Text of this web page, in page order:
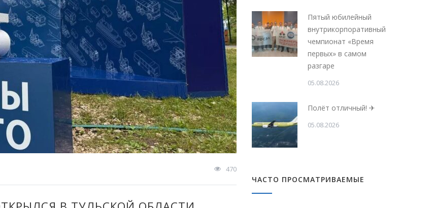
470
Пятый юбилейный
внутрикорпоративный
чемпионат «Время
первых» в самом
разгаре
05.08.2026
Полёт отличный! ✈
05.08.2026
ЧАСТО ПРОСМАТРИВАЕМЫЕ